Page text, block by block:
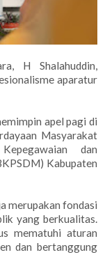
H Shalahuddin,
aparatur
apel pagi di
Masyarakat
dan
Kabupaten
merupakan fondasi
yang berkualitas.
mematuhi aturan
dan bertanggung